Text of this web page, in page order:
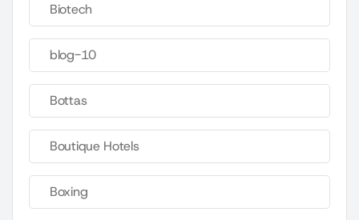
Biotech
blog-10
Bottas
Boutique Hotels
Boxing